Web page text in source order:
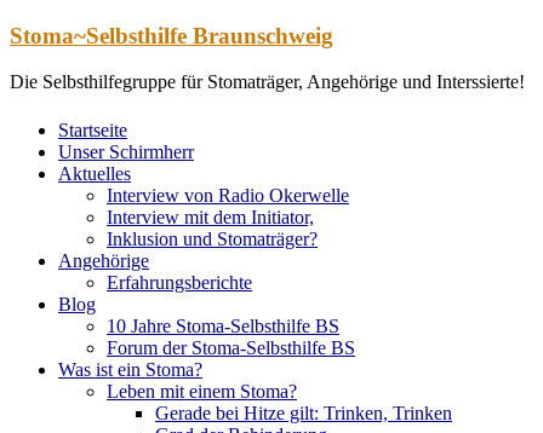
Zum
springen
Stoma~Selbsthilfe Braunschweig
Die Selbsthilfegruppe für Stomaträger, Angehörige und Interssierte!
Startseite
Unser Schirmherr
Aktuelles
Interview von Radio Okerwelle
Interview mit dem Initiator,
Inklusion und Stomaträger?
Angehörige
Erfahrungsberichte
Blog
10 Jahre Stoma-Selbsthilfe BS
Forum der Stoma-Selbsthilfe BS
Was ist ein Stoma?
Leben mit einem Stoma?
Gerade bei Hitze gilt: Trinken, Trinken